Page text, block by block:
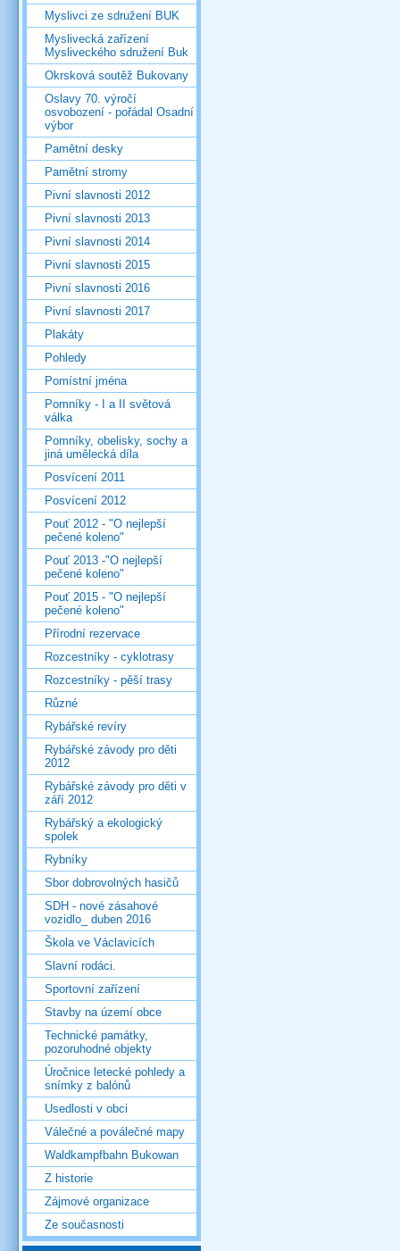
Myslivci ze sdružení BUK
Myslivecká zařízení
Mysliveckého sdružení Buk
Okrsková soutěž Bukovany
Oslavy 70. výročí
osvobození - pořádal Osadní
výbor
Pamětní desky
Pamětní stromy
Pivní slavnosti 2012
Pivní slavnosti 2013
Pivní slavnosti 2014
Pivní slavnosti 2015
Pivní slavnosti 2016
Pivní slavnosti 2017
Plakáty
Pohledy
Pomístní jména
Pomníky - I a II světová
válka
Pomníky, obelisky, sochy a
jiná umělecká díla
Posvícení 2011
Posvícení 2012
Pouť 2012 - "O nejlepší
pečené koleno"
Pouť 2013 -"O nejlepší
pečené koleno"
Pouť 2015 - "O nejlepší
pečené koleno"
Přírodní rezervace
Rozcestníky - cyklotrasy
Rozcestníky - pěší trasy
Různé
Rybářské revíry
Rybářské závody pro děti
2012
Rybářské závody pro děti v
září 2012
Rybářský a ekologický
spolek
Rybníky
Sbor dobrovolných hasičů
SDH - nové zásahové
vozidlo_ duben 2016
Škola ve Václavicích
Slavní rodáci.
Sportovní zařízení
Stavby na území obce
Technické památky,
pozoruhodné objekty
Úročnice letecké pohledy a
snímky z balónů
Usedlosti v obci
Válečné a poválečné mapy
Waldkampfbahn Bukowan
Z historie
Zájmové organizace
Ze současnosti